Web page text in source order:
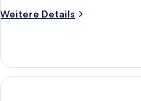
Weitere Details
Weitere
Einzelzimmer